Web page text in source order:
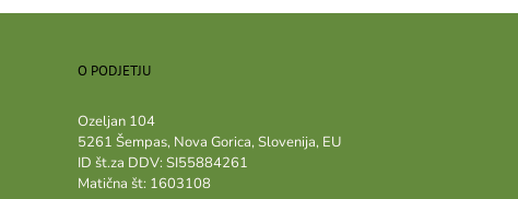
O PODJETJU
Ozeljan 104
5261 Šempas, Nova Gorica, Slovenija, EU
ID št.za DDV: SI55884261
Matična št: 1603108